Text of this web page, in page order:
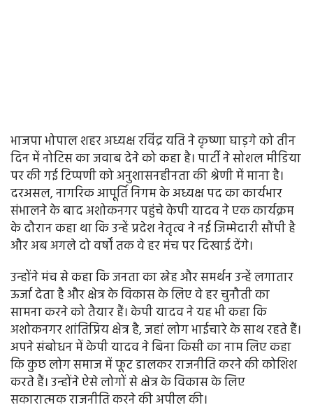
भाजपा भोपाल शहर अध्यक्ष रविंद्र यति ने कृष्णा घाड़गे को तीन
दिन में नोटिस का जवाब देने को कहा है। पार्टी ने सोशल मीडिया
पर की गई टिप्पणी को अनुशासनहीनता की श्रेणी में माना है।
दरअसल, नागरिक आपूर्ति निगम के अध्यक्ष पद का कार्यभार
संभालने के बाद अशोकनगर पहुंचे केपी यादव ने एक कार्यक्रम
के दौरान कहा था कि उन्हें प्रदेश नेतृत्व ने नई जिम्मेदारी सौंपी है
और अब अगले दो वर्षों तक वे हर मंच पर दिखाई देंगे।
उन्होंने मंच से कहा कि जनता का स्नेह और समर्थन उन्हें लगातार
ऊर्जा देता है और क्षेत्र के विकास के लिए वे हर चुनौती का
सामना करने को तैयार हैं। केपी यादव ने यह भी कहा कि
अशोकनगर शांतिप्रिय क्षेत्र है, जहां लोग भाईचारे के साथ रहते हैं।
अपने संबोधन में केपी यादव ने बिना किसी का नाम लिए कहा
कि कुछ लोग समाज में फूट डालकर राजनीति करने की कोशिश
करते हैं। उन्होंने ऐसे लोगों से क्षेत्र के विकास के लिए
सकारात्मक राजनीति करने की अपील की।